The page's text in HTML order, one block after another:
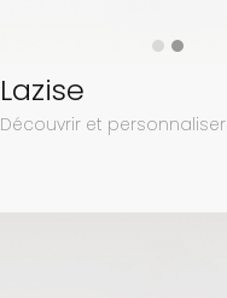
Lazise
Découvrir et personnaliser